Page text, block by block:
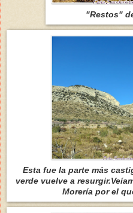
"Restos"
Esta fue la parte más
verde vuelve a
Morería por el